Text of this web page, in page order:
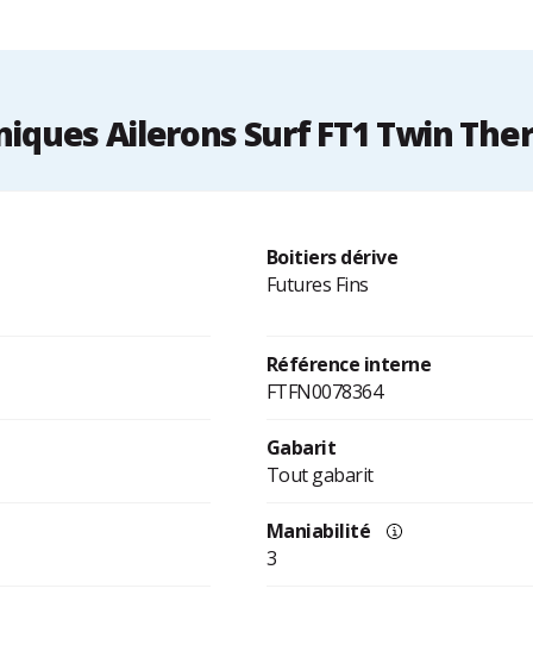
Ailerons Surf FT1 Twin
Boitiers dérive
Futures Fins
Référence interne
FTFN0078364
Gabarit
Tout gabarit
Maniabilité
3